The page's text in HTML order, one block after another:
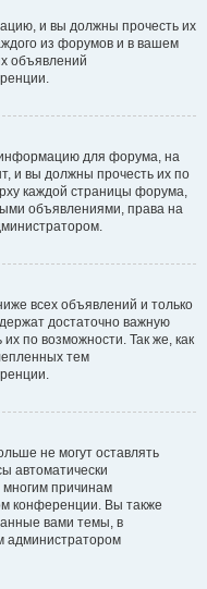
и вы должны прочесть их
из форумов и в вашем
объявлений
для форума, на
и вы должны прочесть их по
каждой страницы форума,
объявлениями, права на
всех объявлений и только
достаточно важную
по возможности. Так же, как
тем
не могут оставлять
автоматически
причинам
конференции. Вы также
вами темы, в
администратором